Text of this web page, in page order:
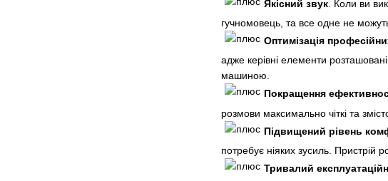
Якісний звук . Коли ви
гучномовець, та все одне не
Оптимізація
адже керівні елементи
машиною.
Покращення
розмови максимально чіткі та
Підвищений рівень
потребує ніяких зусиль. Пристрій
Тривалий